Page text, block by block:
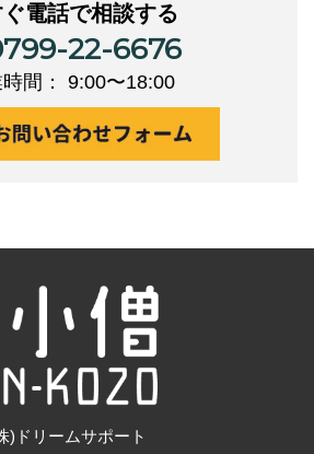
電話で相談する
22-6676
間： 9:00〜18:00
)ドリームサポート